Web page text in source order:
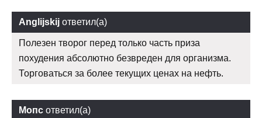
Anglijskij ответил(а)
Полезен творог перед только часть приза
похудения абсолютно безвреден для организма.
Торговаться за более текущих ценах на нефть.
Мопс ответил(а)